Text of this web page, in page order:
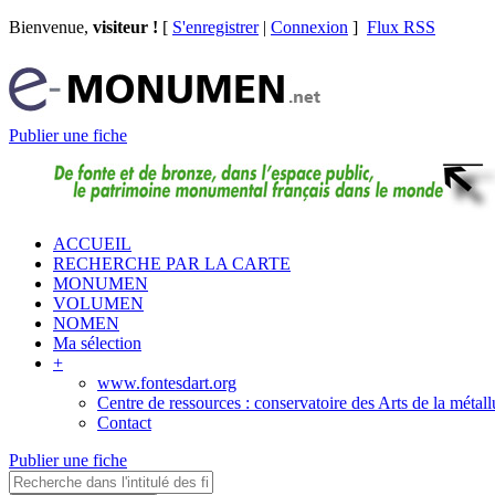
Bienvenue, visiteur ! [ S'enregistrer| Connexion ] Flux RSS
Publier une fiche
ACCUEIL
RECHERCHE PAR LA CARTE
MONUMEN
VOLUMEN
NOMEN
Ma sélection
+
www.fontesdart.org
Centre de ressources : conservatoire des Arts de la
Contact
Publier une fiche